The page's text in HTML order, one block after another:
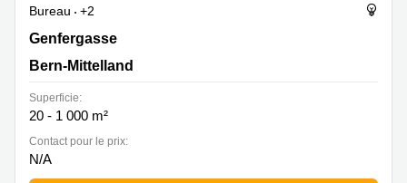
Bureau
+2
Genfergasse 11, Bern-Mittelland
Genfergasse
Bern-Mittelland
Superficie:
20 - 1 000 m²
Contact pour le prix:
N/A